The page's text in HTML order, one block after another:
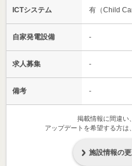
ICTシステム 有（Child
自家発電設備 -
求人募集 -
備考 -
掲載情報に間違い
アップデートを希望する方は
施設情報の